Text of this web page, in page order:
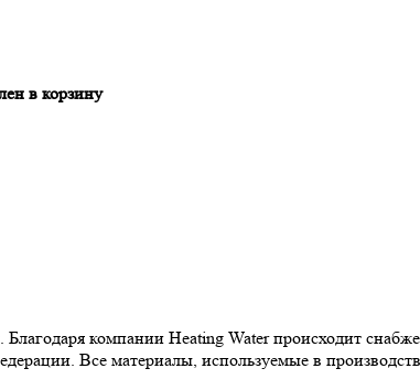
в корзину
компании Heating Water происходит
Все материалы, используемые в